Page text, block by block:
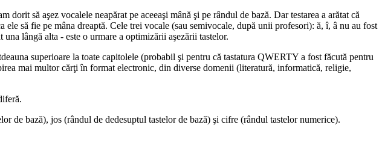
să aşez vocalele neapărat pe aceeaşi mână şi pe rândul de bază. Dar testarea a arătat că
să fie pe mâna dreaptă. Cele trei vocale (sau semivocale, după unii profesori): ă, î, â nu au fost
lângă alta - este o urmare a optimizării aşezării tastelor.
superioare la toate capitolele (probabil şi pentru că tastatura QWERTY a fost făcută pentru
mai multor cărţi în format electronic, din diverse domenii (literatură, informatică, religie,
de bază), jos (rândul de dedesuptul tastelor de bază) şi cifre (rândul tastelor numerice).